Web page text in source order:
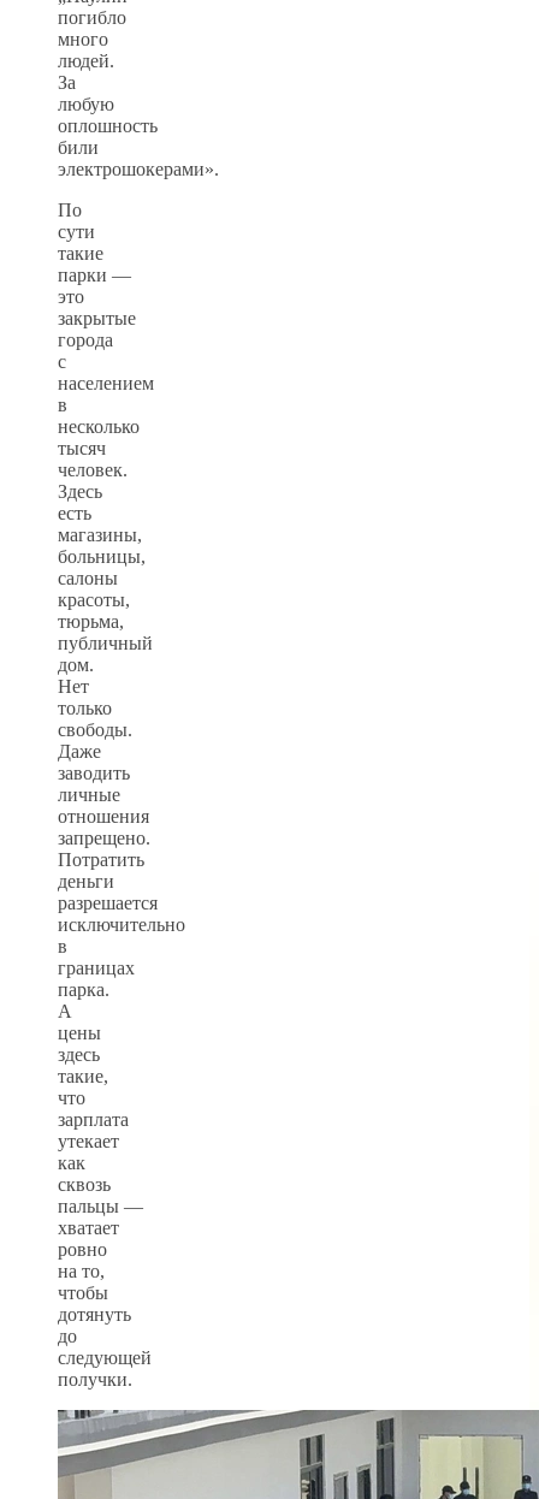
погибло
много
людей.
За
любую
оплошность
били
электрошокерами».
По
сути
такие
парки —
это
закрытые
города
с
населением
в
несколько
тысяч
человек.
Здесь
есть
магазины,
больницы,
салоны
красоты,
тюрьма,
публичный
дом.
Нет
только
свободы.
Даже
заводить
личные
отношения
запрещено.
Потратить
деньги
разрешается
исключительно
в
границах
парка.
А
цены
здесь
такие,
что
зарплата
утекает
как
сквозь
пальцы —
хватает
ровно
на то,
чтобы
дотянуть
до
следующей
получки.